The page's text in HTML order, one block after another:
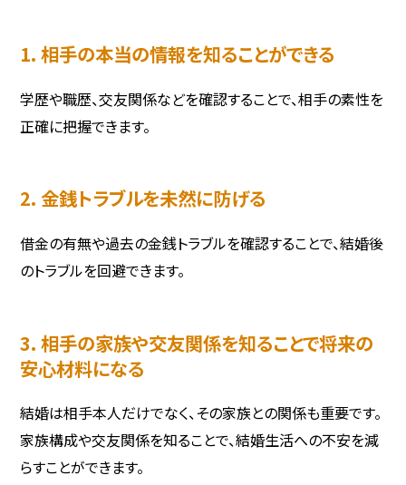
1. 相手の本当の情報を知ることができる
学歴や職歴、交友関係などを確認することで、相手の素性を
正確に把握できます。
2. 金銭トラブルを未然に防げる
借金の有無や過去の金銭トラブルを確認することで、結婚後
のトラブルを回避できます。
3. 相手の家族や交友関係を知ることで将来の
安心材料になる
結婚は相手本人だけでなく、その家族との関係も重要です。
家族構成や交友関係を知ることで、結婚生活への不安を減
らすことができます。